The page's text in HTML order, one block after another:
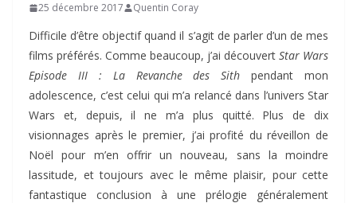
25 décembre 2017 Quentin Coray
Difficile d’être objectif quand il s’agit de parler d’un de mes
films préférés. Comme beaucoup, j’ai découvert Star Wars
Episode III : La Revanche des Sith pendant mon
adolescence, c’est celui qui m’a relancé dans l’univers Star
Wars et, depuis, il ne m’a plus quitté. Plus de dix
visionnages après le premier, j’ai profité du réveillon de
Noël pour m’en offrir un nouveau, sans la moindre
lassitude, et toujours avec le même plaisir, pour cette
fantastique conclusion à une prélogie généralement